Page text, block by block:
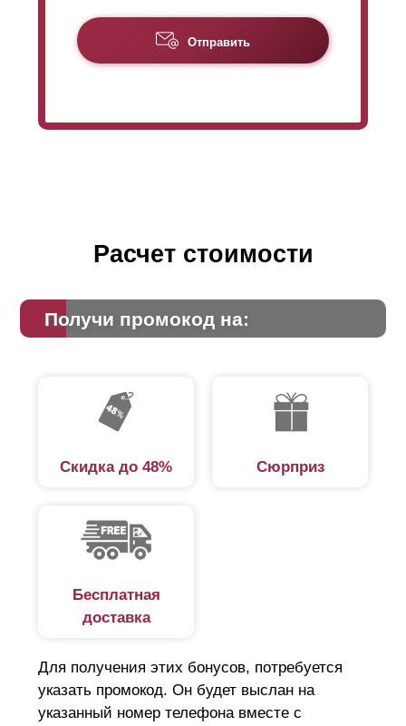
Отправить
Расчет стоимости
Получи промокод на:
Скидка до 48% Сюрприз
Бесплатная
доставка
Для получения этих бонусов, потребуется
указать промокод. Он будет выслан на
указанный номер телефона вместе с